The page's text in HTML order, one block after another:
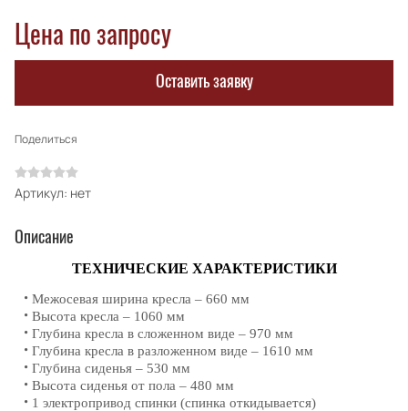
Цена по запросу
Оставить заявку
Поделиться
Артикул: нет
Описание
ТЕХНИЧЕСКИЕ ХАРАКТЕРИСТИКИ
Межосевая ширина кресла – 660 мм
Высота кресла – 1060 мм
Глубина кресла в сложенном виде – 970 мм
Глубина кресла в разложенном виде – 1610 мм
Глубина сиденья – 530 мм
Высота сиденья от пола – 480 мм
1 электропривод спинки (спинка откидывается)